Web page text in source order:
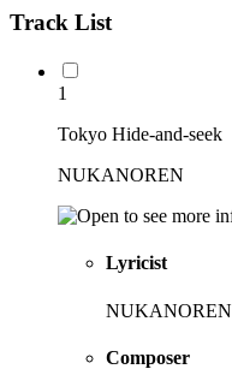
Track List
1
Tokyo Hide-and-seek
NUKANOREN
Lyricist
NUKANOREN
Composer